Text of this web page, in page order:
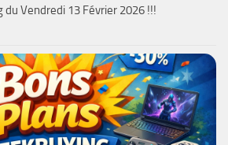
du Vendredi 13 Février 2026 !!!